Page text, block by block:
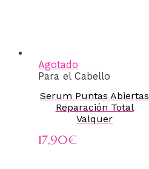
Agotado
Para el Cabello
Serum Puntas Abiertas
Reparación Total
Valquer
17,90€